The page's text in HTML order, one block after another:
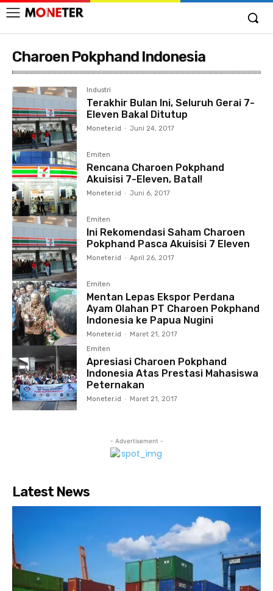
Charoen Pokphand Indonesia
Industri
Terakhir Bulan Ini, Seluruh Gerai 7-
Eleven Bakal Ditutup
Moneter.id - Juni 24, 2017
Emiten
Rencana Charoen Pokphand
Akuisisi 7-Eleven, Batal!
Moneter.id - Juni 6, 2017
Emiten
Ini Rekomendasi Saham Charoen
Pokphand Pasca Akuisisi 7 Eleven
Moneter.id - April 26, 2017
Emiten
Mentan Lepas Ekspor Perdana
Ayam Olahan PT Charoen Pokphand
Indonesia ke Papua Nugini
Moneter.id -
Maret 21, 2017
Emiten
Apresiasi Charoen Pokphand
Indonesia Atas Prestasi Mahasiswa
Peternakan
Moneter.id - Maret 21, 2017
- Advertisement -
Latest News